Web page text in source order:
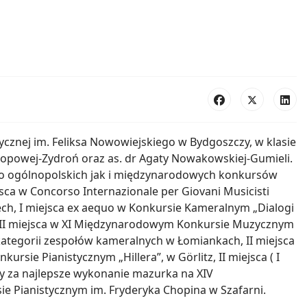
im. Feliksa Nowowiejskiego w Bydgoszczy, w klasie
Zydroń oraz as. dr Agaty Nowakowskiej-Gumieli.
ogólnopolskich jak i międzynarodowych konkursów
w Concorso Internazionale per Giovani Musicisti
I miejsca ex aequo w Konkursie Kameralnym „Dialogi
miejsca w XI Międzynarodowym Konkursie Muzycznym
zespołów kameralnych w Łomiankach, II miejsca
Pianistycznym „Hillera”, w Görlitz, II miejsca ( I
najlepsze wykonanie mazurka na XIV
Pianistycznym im. Fryderyka Chopina w Szafarni.